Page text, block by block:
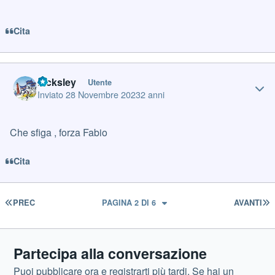
Cita
locksley Utente
Inviato28 Novembre 20232 anni
Che sfiga , forza Fabio
Cita
PRIMA PAGINA
PREC AVANTI
PAGINA 2 DI 6
Partecipa alla conversazione
Puoi pubblicare ora e registrarti più tardi. Se hai un